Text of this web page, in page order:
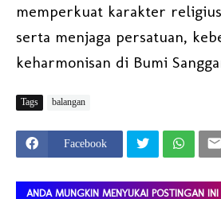
memperkuat karakter
serta menjaga persatuan,
keharmonisan di Bumi
Tags balangan
Facebook
ANDA MUNGKIN MENYUKAI POSTINGAN INI